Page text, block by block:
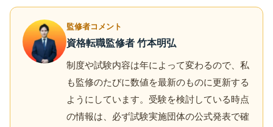
監修者コメント
資格転職監修者 竹本明弘
制度や試験内容は年によって変わるので、私
も監修のたびに数値を最新のものに更新する
ようにしています。受験を検討している時点
の情報は、必ず試験実施団体の公式発表で確